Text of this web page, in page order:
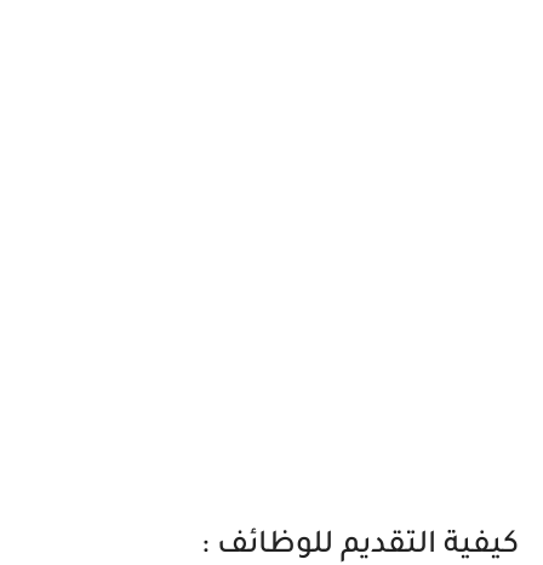
كيفية التقديم للوظائف :